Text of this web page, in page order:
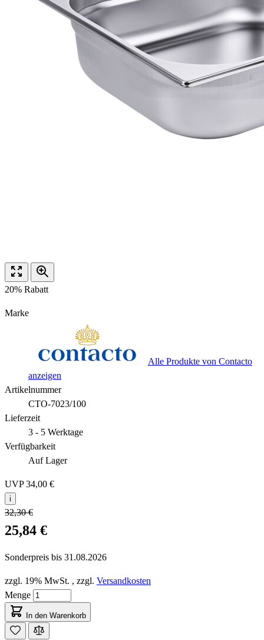
20% Rabatt
Marke
Alle Produkte von Contacto
anzeigen
Artikelnummer
CTO-7023/100
Lieferzeit
3 - 5 Werktage
Verfügbarkeit
Auf Lager
UVP34,00 €
i
32,30 €
25,84 €
Sonderpreis bis 31.08.2026
zzgl. 19% MwSt. , zzgl. Versandkosten
Menge
In den Warenkorb